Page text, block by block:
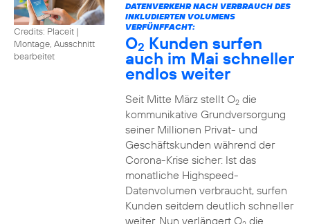
Credits: Placeit |
Montage, Ausschnitt
bearbeitet
DATENVERKEHR NACH VERBRAUCH DES
INKLUDIERTEN VOLUMENS
VERFÜNFFACHT:
O2 Kunden surfen
auch im Mai schneller
endlos weiter
Seit Mitte März stellt O2die
kommunikative Grundversorgung
seiner Millionen Privat- und
Geschäftskunden während der
Corona-Krise sicher: Ist das
monatliche Highspeed-
Datenvolumen verbraucht, surfen
Kunden seitdem deutlich schneller
weiter. Nun verlängert O die